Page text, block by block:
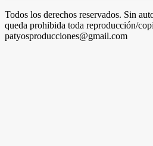
Todos los derechos reservados. Sin
queda prohibida toda reproducción/
patyosproducciones@gmail.com